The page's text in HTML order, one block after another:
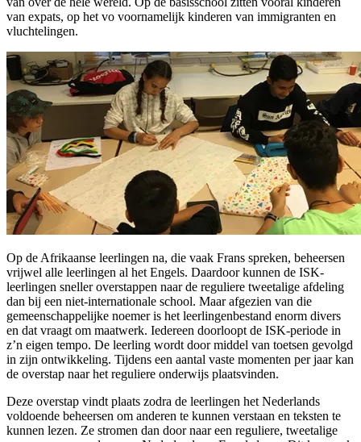
van expats, op het vo voornamelijk kinderen van immigranten en
vluchtelingen.
Op de Afrikaanse leerlingen na, die vaak Frans spreken, beheersen
vrijwel alle leerlingen al het Engels. Daardoor kunnen de ISK-
leerlingen sneller overstappen naar de reguliere tweetalige afdeling
dan bij een niet-internationale school. Maar afgezien van die
gemeenschappelijke noemer is het leerlingenbestand enorm divers
en dat vraagt om maatwerk. Iedereen doorloopt de ISK-periode in
z’n eigen tempo. De leerling wordt door middel van toetsen gevolgd
in zijn ontwikkeling. Tijdens een aantal vaste momenten per jaar kan
de overstap naar het reguliere onderwijs plaatsvinden.
Deze overstap vindt plaats zodra de leerlingen het Nederlands
voldoende beheersen om anderen te kunnen verstaan en teksten te
kunnen lezen. Ze stromen dan door naar een reguliere, tweetalige